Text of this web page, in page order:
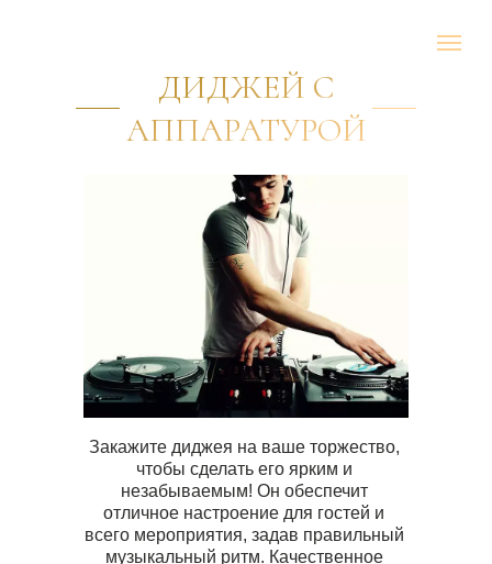
ДИДЖЕЙ С
АППАРАТУРОЙ
Закажите диджея на ваше торжество,
чтобы сделать его ярким и
незабываемым! Он обеспечит
отличное настроение для гостей и
всего мероприятия, задав правильный
музыкальный ритм. Качественное